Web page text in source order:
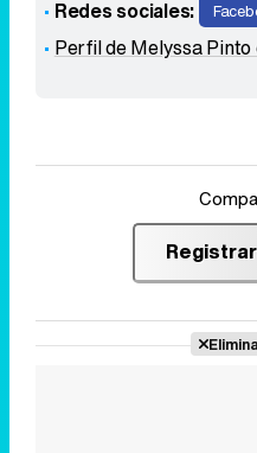
Redes sociales:
Perfil de Melyssa